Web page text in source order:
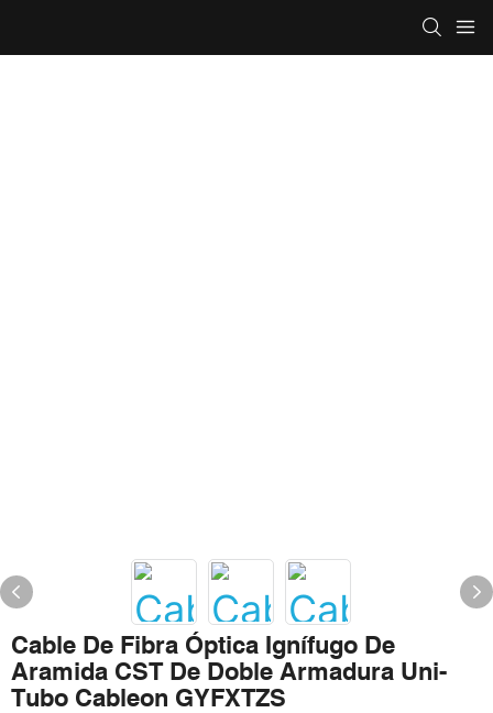
Cable De Fibra Óptica Ignífugo De
Aramida CST De Doble Armadura Uni-
Tubo Cableon GYFXTZS